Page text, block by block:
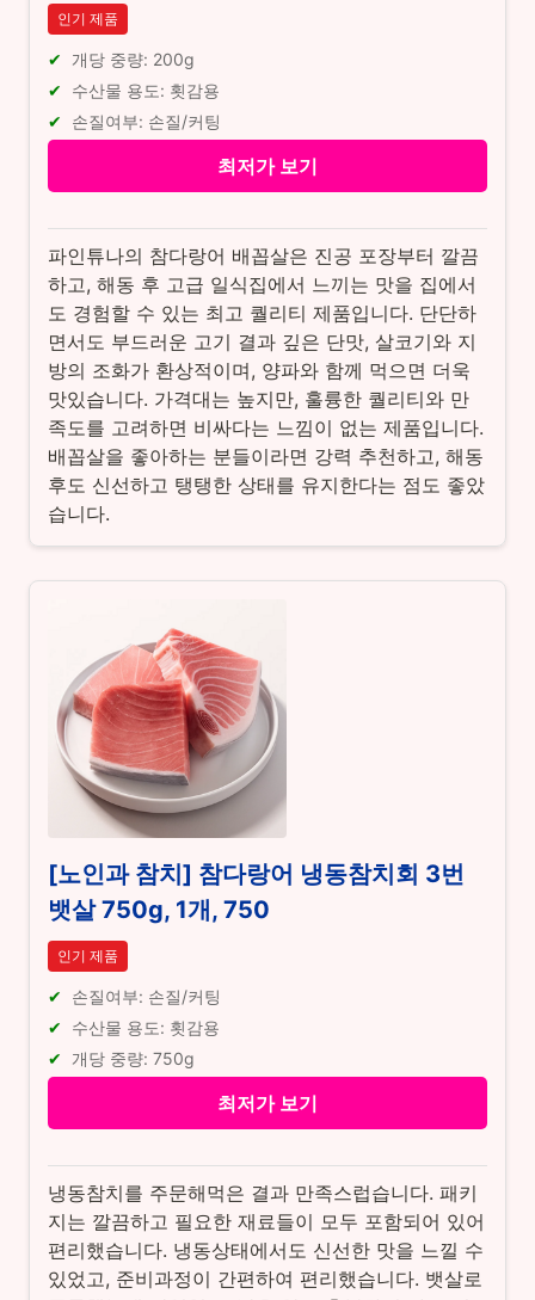
인기 제품
개당 중량: 200g
수산물 용도: 횟감용
손질여부: 손질/커팅
최저가 보기
파인튜나의 참다랑어 배꼽살은 진공 포장부터 깔끔
하고, 해동 후 고급 일식집에서 느끼는 맛을 집에서
도 경험할 수 있는 최고 퀄리티 제품입니다. 단단하
면서도 부드러운 고기 결과 깊은 단맛, 살코기와 지
방의 조화가 환상적이며, 양파와 함께 먹으면 더욱
맛있습니다. 가격대는 높지만, 훌륭한 퀄리티와 만
족도를 고려하면 비싸다는 느낌이 없는 제품입니다.
배꼽살을 좋아하는 분들이라면 강력 추천하고, 해동
후도 신선하고 탱탱한 상태를 유지한다는 점도 좋았
습니다.
[노인과 참치] 참다랑어 냉동참치회 3번
뱃살 750g, 1개, 750
인기 제품
손질여부: 손질/커팅
수산물 용도: 횟감용
개당 중량: 750g
최저가 보기
냉동참치를 주문해먹은 결과 만족스럽습니다. 패키
지는 깔끔하고 필요한 재료들이 모두 포함되어 있어
편리했습니다. 냉동상태에서도 신선한 맛을 느낄 수
있었고, 준비과정이 간편하여 편리했습니다. 뱃살로